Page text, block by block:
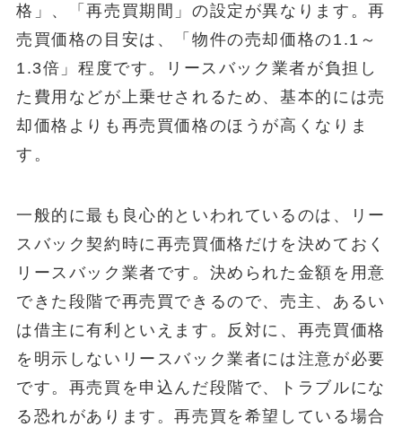
格」、「再売買期間」の設定が異なります。再
売買価格の目安は、「物件の売却価格の1.1～
1.3倍」程度です。リースバック業者が負担し
た費用などが上乗せされるため、基本的には売
却価格よりも再売買価格のほうが高くなりま
す。
一般的に最も良心的といわれているのは、リー
スバック契約時に再売買価格だけを決めておく
リースバック業者です。決められた金額を用意
できた段階で再売買できるので、売主、あるい
は借主に有利といえます。反対に、再売買価格
を明示しないリースバック業者には注意が必要
です。再売買を申込んだ段階で、トラブルにな
る恐れがあります。再売買を希望している場合